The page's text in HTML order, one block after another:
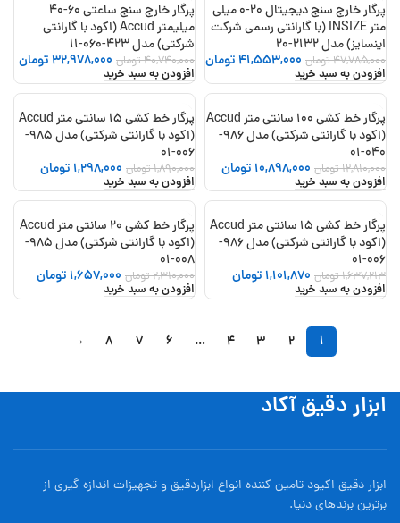
-13%
پرگار خارج سنج دیجیتال 20-0 میلی
متر INSIZE (با گارانتی رسمی شرکت
اینسایز) مدل 2132-20
47,785,000تومان 41,553,000تومان
افزودن به سبد خرید
-19%
پرگار خارج سنج ساعتی 60-40
میلیمتر Accud (اکود با گارانتی
شرکتی) مدل 423-060-11
40,740,000تومان 32,978,000تومان
افزودن به سبد خرید
-15%
پرگار خط کشی 100 سانتی متر Accud
(اکود با گارانتی شرکتی) مدل 986-
040-01
12,810,000تومان 10,898,000 تومان
افزودن به سبد خرید
-31%
پرگار خط کشی 15 سانتی متر Accud
(اکود با گارانتی شرکتی) مدل 985-
006-01
1,890,000تومان 1,298,000 تومان
افزودن به سبد خرید
-33%
پرگار خط کشی 15 سانتی متر Accud
(اکود با گارانتی شرکتی) مدل 986-
006-01
1,637,213تومان 1,101,870 تومان
افزودن به سبد خرید
-28%
پرگار خط کشی 20 سانتی متر Accud
(اکود با گارانتی شرکتی) مدل 985-
008-01
2,310,000تومان 1,657,000 تومان
افزودن به سبد خرید
1
2
3
4
…
6
7
8
→
ابزار دقیق آکاد
ابزار دقیق اکیود تامین کننده انواع ابزاردقيق و تجهيزات اندازه گیری از
برترین برندهای دنیا.